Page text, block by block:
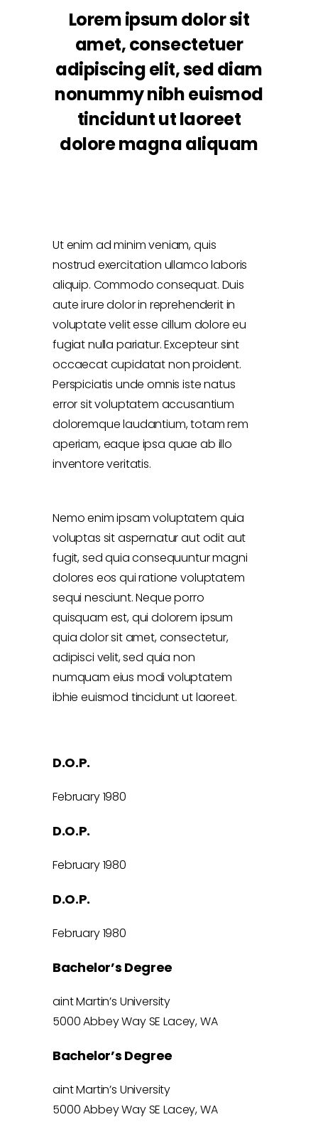
Lorem ipsum dolor sit
amet, consectetuer
adipiscing elit, sed diam
nonummy nibh euismod
tincidunt ut laoreet
dolore magna aliquam
Ut enim ad minim veniam, quis
nostrud exercitation ullamco laboris
aliquip. Commodo consequat. Duis
aute irure dolor in reprehenderit in
voluptate velit esse cillum dolore eu
fugiat nulla pariatur. Excepteur sint
occaecat cupidatat non proident.
Perspiciatis unde omnis iste natus
error sit voluptatem accusantium
doloremque laudantium, totam rem
aperiam, eaque ipsa quae ab illo
inventore veritatis.
Nemo enim ipsam voluptatem quia
voluptas sit aspernatur aut odit aut
fugit, sed quia consequuntur magni
dolores eos qui ratione voluptatem
sequi nesciunt. Neque porro
quisquam est, qui dolorem ipsum
quia dolor sit amet, consectetur,
adipisci velit, sed quia non
numquam eius modi voluptatem
ibhie euismod tincidunt ut laoreet.
D.O.P.
February 1980
D.O.P.
February 1980
D.O.P.
February 1980
Bachelor’s Degree
aint Martin’s University
5000 Abbey Way SE Lacey, WA
Bachelor’s Degree
aint Martin’s University
5000 Abbey Way SE Lacey, WA